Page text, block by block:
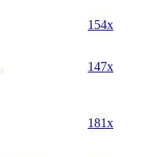
154x
147x
181x